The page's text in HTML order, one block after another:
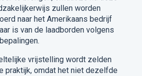
zullen worden
naar het Amerikaans bedrijf
is van de laadborden volgens
vrijstelling wordt zelden
praktijk, omdat het niet dezelfde